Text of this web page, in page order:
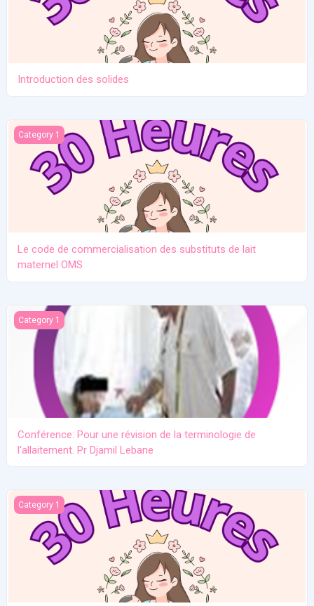
Introduction des solides
Le code de commercialisation des substituts de lait maternel
Category 1
Le code de commercialisation des substituts de lait
maternel OMS
Conférence: Pour une révision de la terminologie de l'allaitement.
Category 1
Conférence: Pour une révision de la terminologie de
l'allaitement. Pr Djamil Lebane
Les problèmes communs en allaitement maternel
Category 1